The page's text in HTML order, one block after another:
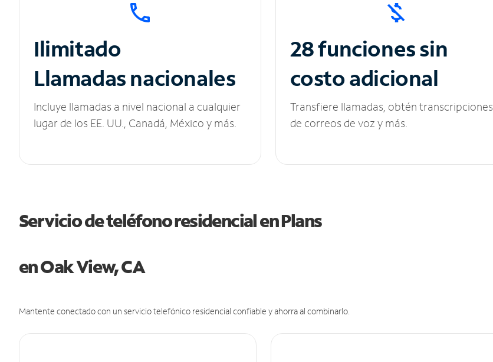
Ilimitado
Llamadas nacionales
Incluye llamadas a nivel nacional a cualquier
lugar de los EE. UU., Canadá, México y más.
28 funciones sin
costo adicional
Transfiere llamadas, obtén transcripciones
de correos de voz y más.
Servicio de teléfono residencial en Plans
en Oak View, CA
Mantente conectado con un servicio telefónico residencial confiable y ahorra al combinarlo.